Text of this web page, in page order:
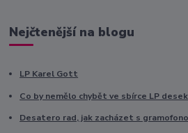
Nejčtenější na blogu
LP Karel Gott
Co by nemělo chybět ve sbírce LP desek
Desatero rad, jak zacházet s